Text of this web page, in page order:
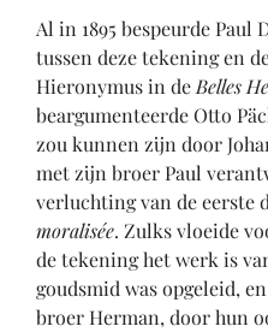
Al in 1895 bespeurde
tussen deze tekening en
Hieronymus in de Belles
beargumenteerde Otto
zou kunnen zijn door
met zijn broer Paul
verluchting van de eerste
moralisée. Zulks vloeide
de tekening het werk is
goudsmid was opgeleid,
broer Herman, door hun